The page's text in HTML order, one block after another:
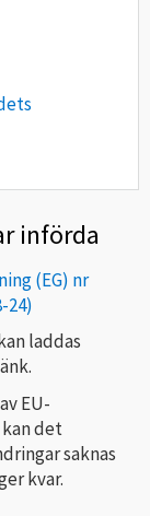
införda
(EG) nr
24)
laddas
EU-
det
saknas
kvar.